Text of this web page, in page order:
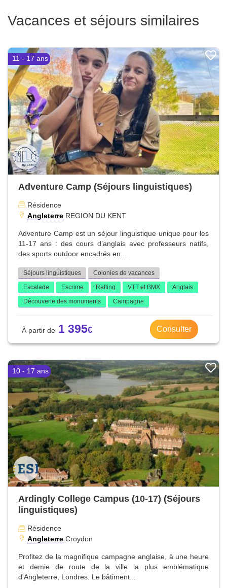
Vacances et séjours similaires
11 - 17 ans
Adventure Camp (Séjours linguistiques)
Résidence
Angleterre REGION DU KENT
Adventure Camp est un séjour linguistique unique pour les
11-17 ans : des cours d’anglais avec professeurs natifs,
des sports outdoor encadrés en...
Séjours linguistiques
Colonies de vacances
Escalade
Escrime Rafting VTT et BMX
Anglais
Découverte des monuments
Campagne
1 395 Consulter
10 - 17 ans
Ardingly College Campus (10-17) (Séjours
linguistiques)
Résidence
Angleterre Croydon
Profitez de la magnifique campagne anglaise, à une heure
et demie de route de la ville la plus emblématique
d'Angleterre, Londres. Le bâtiment...